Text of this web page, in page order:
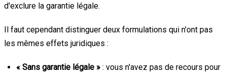
d'exclure la garantie légale.
Il faut cependant distinguer deux formulations qui n'ont pas
les mêmes effets juridiques :
« Sans garantie légale » : vous n'avez pas de recours pour